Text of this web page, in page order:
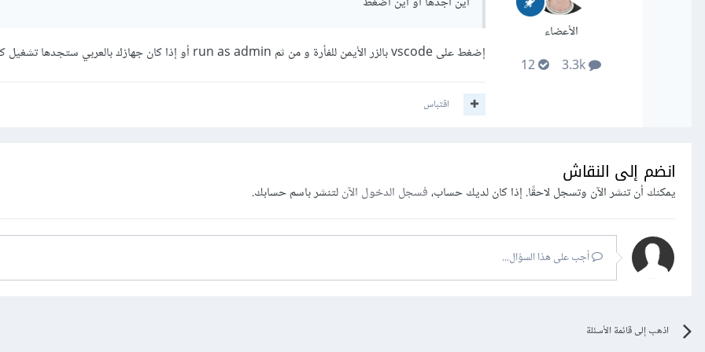
الأعضاء
إضغط على vscode بالزر الأيمن للفأرة و من ثم run as admin أو إذا كان جهازك بالعربي ستجدها تشغيل كمسؤول.
اقتباس
انضم إلى النقاش
يمكنك أن تنشر الآن وتسجل لاحقًا. إذا كان لديك حساب،فسجل الدخول الآنلتنشر باسم حسابك.
أجب على هذا السؤال...
اذهب إلى قائمة الأسئلة